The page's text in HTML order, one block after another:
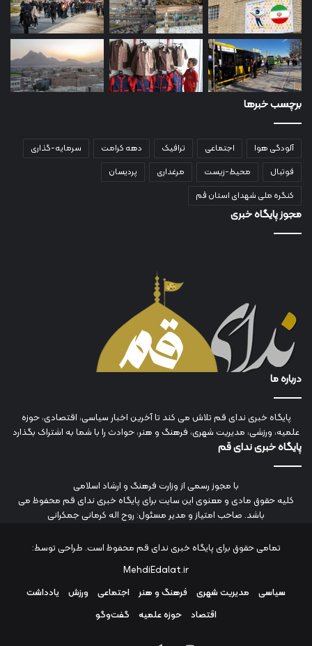
برچسب خبرها
آلودگی هوا اجتماعی ترافیک دهه کرامت
سرمایه-گذاری
فوتبال
محیط-زیست مرغداری
پردیسان
کنگره ملی شهدای استان قم
مجوز پایگاه خبری
درباره ما
پایگاه خبری ندای قم تلاش می کند تا آخرین اخبار سیاسی، اقتصادی، حوزه
علمیه، ورزشی، مدیریت شهری، فرهنگ و هنر، حوادث را با شما به اشتراک بگذارد
پایگاه خبری ندای قم
با مجوز رسمی از وزارت فرهنگ و ارشاد اسلامی
کلیه حقوق مادی و معنوی این سایت برای پایگاه خبری ندای قم محفوظ می
باشد. صاحب امتیاز و مدیر مسئول: روح اله کرمانی جمکرانی
تمامی حقوق برای پایگاه خبری ندای قم محفوظ است. طراحی توسط:
MehdiEdalat.ir
سیاسی
مدیریت شهری فرهنگ و هنر اجتماعی ورزش
یادداشت
اقتصاد
حوزه علمیه گفت‌وگو